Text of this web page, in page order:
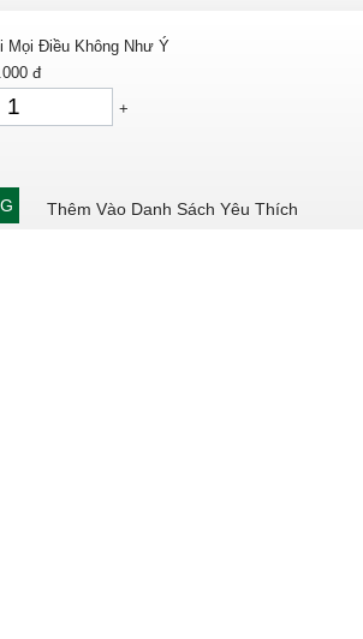
Mọi Điều Không Như Ý
đ
+
Thêm Vào Danh Sách Yêu Thích